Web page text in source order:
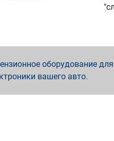
оборудование для
вашего авто.